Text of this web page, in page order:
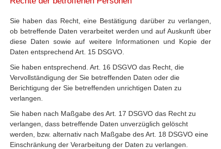
Sie haben das Recht, eine Bestätigung darüber zu verlangen,
ob betreffende Daten verarbeitet werden und auf Auskunft über
diese Daten sowie auf weitere Informationen und Kopie der
Daten entsprechend Art. 15 DSGVO.
Sie haben entsprechend. Art. 16 DSGVO das Recht, die
Vervollständigung der Sie betreffenden Daten oder die
Berichtigung der Sie betreffenden unrichtigen Daten zu
verlangen.
Sie haben nach Maßgabe des Art. 17 DSGVO das Recht zu
verlangen, dass betreffende Daten unverzüglich gelöscht
werden, bzw. alternativ nach Maßgabe des Art. 18 DSGVO eine
Einschränkung der Verarbeitung der Daten zu verlangen.